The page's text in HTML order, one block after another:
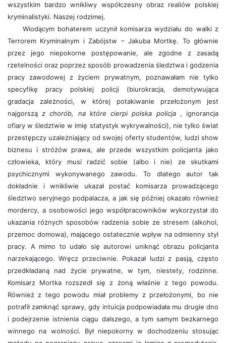
wszystkim bardzo wnikliwy współczesny obraz realiów polskiej
kryminalistyki. Naszej rodzimej.
Wiodącym bohaterem uczynił komisarza wydziału do walki z
Terrorem Kryminalnym i Zabójstw – Jakuba Mortkę. To głównie
przez jego niepokorne postępowanie, ale zgodne z zasadą
rzetelności oraz poprzez sposób prowadzenia śledztwa i godzenia
pracy zawodowej z życiem prywatnym, poznawałam nie tylko
specyfikę pracy polskiej policji (biurokracja, demotywująca
gradacja zależności, w której potakiwanie przełożonym jest
najgorsząz chorób, na które cierpi polska policja, ignorancja
ofiary w śledztwie w imię statystyk wykrywalności), nie tylko świat
przestępczy uzależniający od swojej oferty studentów, ludzi show
biznesu i stróżów prawa, ale przede wszystkim policjanta jako
człowieka, który musi radzić sobie (albo i nie) ze skutkami
psychicznymi wykonywanego zawodu. To dlatego autor tak
dokładnie i wnikliwie ukazał postać komisarza prowadzącego
śledztwo seryjnego podpalacza, a jak się później okazało również
mordercy, a osobowości jego współpracowników wykorzystał do
ukazania różnych sposobów radzenia sobie ze stresem (alkohol,
przemoc domowa), mającego ostatecznie wpływ na odmienny styl
pracy. A mimo to udało się autorowi uniknąć obrazu policjanta
narzekającego. Wręcz przeciwnie. Pokazał ludzi z pasją, często
przedkładaną nad życie prywatne, w tym, niestety, rodzinne.
Komisarz Mortka rozszedł się z żoną właśnie z tego powodu.
Również z tego powodu miał problemy z przełożonymi, bo nie
potrafił zamknąć sprawy, gdy intuicja podpowiadała mu drugie dno
i podejrzenie istnienia ciągu dalszego, a tym samym bezkarnego
winnego na wolności. Był niepokorny w dochodzeniu stosując